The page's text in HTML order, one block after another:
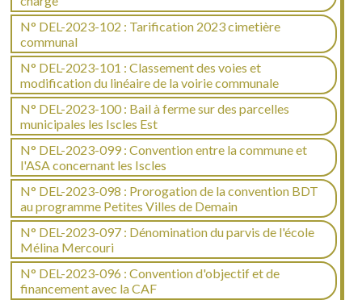
N° DEL-2023-102 : Tarification 2023 cimetière
communal
N° DEL-2023-101 : Classement des voies et
modification du linéaire de la voirie communale
N° DEL-2023-100 : Bail à ferme sur des parcelles
municipales les Iscles Est
N° DEL-2023-099 : Convention entre la commune et
l'ASA concernant les Iscles
N° DEL-2023-098 : Prorogation de la convention BDT
au programme Petites Villes de Demain
N° DEL-2023-097 : Dénomination du parvis de l'école
Mélina Mercouri
N° DEL-2023-096 : Convention d'objectif et de
financement avec la CAF